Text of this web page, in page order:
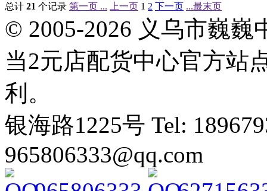
总计 21 个记录 第一页 ... 上一页 1 2 下一页 ...最末页
© 2005-2026 义乌市巍
当2元店配货中心官方站
利。
银海路1225号 Tel:
965806333@qq.com